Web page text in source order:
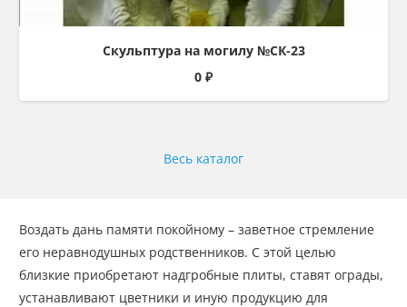
Скульптура на могилу №СК-23
0 ₽
Весь каталог
Воздать дань памяти покойному – заветное стремление
его неравнодушных родственников. С этой целью
близкие приобретают надгробные плиты, ставят ограды,
устанавливают цветники и иную продукцию для